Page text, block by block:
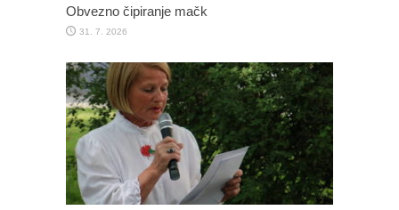
Obvezno čipiranje mačk
31. 7. 2026